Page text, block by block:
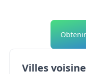
Villes